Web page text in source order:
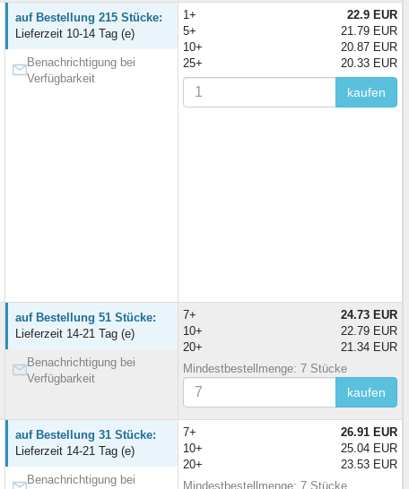
auf Bestellung 215 Stücke:
Lieferzeit 10-14 Tag (e)
Benachrichtigung bei
Verfügbarkeit
1+
22.9 EUR
5+
21.79 EUR
10+
20.87 EUR
25+
20.33 EUR
kaufen
auf Bestellung 51 Stücke:
Lieferzeit 14-21 Tag (e)
Benachrichtigung bei
Verfügbarkeit
7+
24.73 EUR
10+
22.79 EUR
20+
21.34 EUR
Mindestbestellmenge: 7 Stücke
kaufen
auf Bestellung 31 Stücke:
Lieferzeit 14-21 Tag (e)
Benachrichtigung bei
7+
26.91 EUR
10+
25.04 EUR
20+
23.53 EUR
Mindestbestellmenge: 7 Stücke